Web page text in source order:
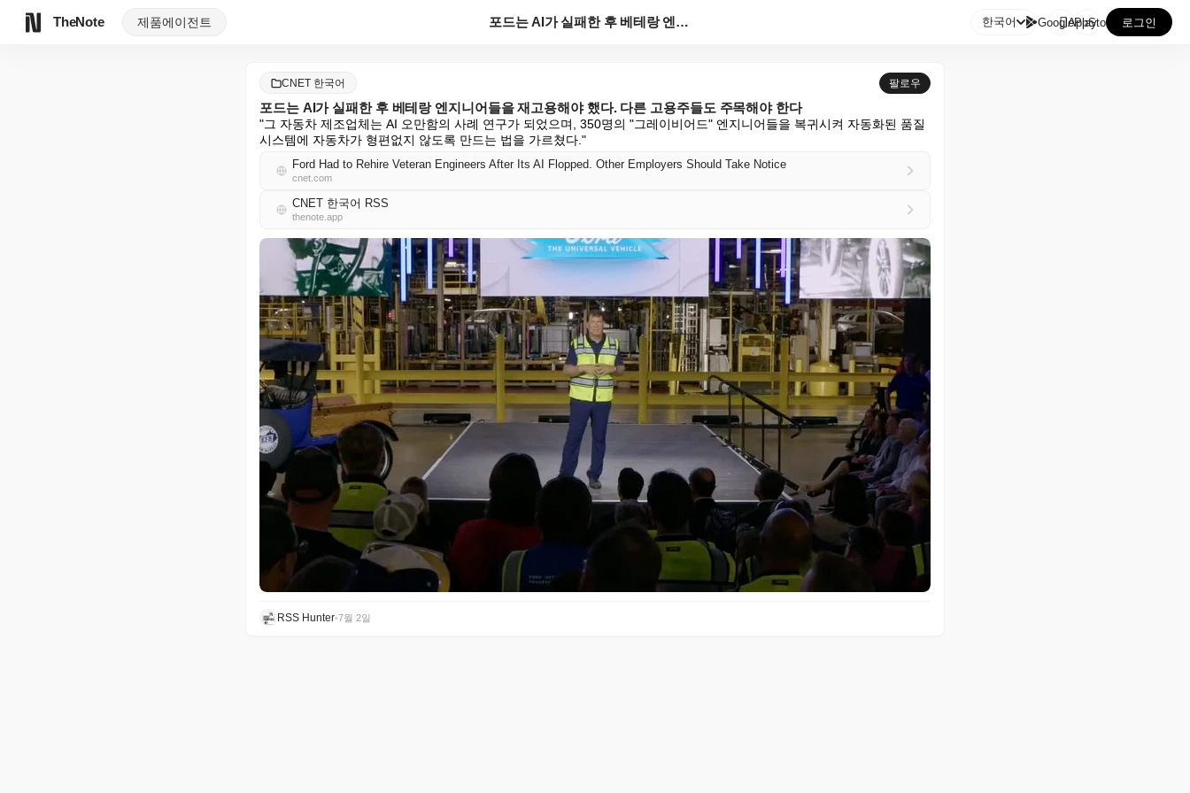
TheNote 제품에이전트 포드는 AI가 실패한 후 베테랑 엔지니어들을 재고용해야... 한국어 GooglePlay
AppStore 로그인
CNET 한국어 팔로우
포드는 AI가 실패한 후 베테랑 엔지니어들을 재고용해야 했다. 다른 고용주들도 주목해야 한다
"그 자동차 제조업체는 AI 오만함의 사례 연구가 되었으며, 350명의 "그레이비어드" 엔지니어들을 복귀시켜 자동화된 품질
시스템에 자동차가 형편없지 않도록 만드는 법을 가르쳤다."
Ford Had to Rehire Veteran Engineers After Its AI Flopped. Other Employers Should Take Notice
cnet.com
CNET 한국어 RSS
thenote.app
RSS Hunter•7월 2일